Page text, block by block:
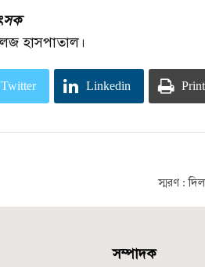
হাসপাতাল।
Twitter Linkedin Print
স্মরণ :
সম্পাদক